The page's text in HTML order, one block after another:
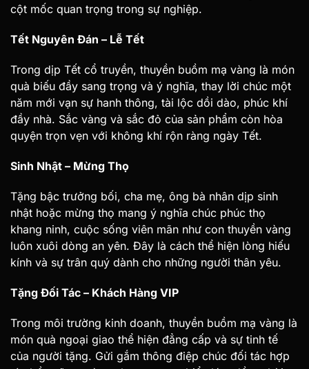
cột mốc quan trọng trong sự nghiệp.
Tết Nguyên Đán – Lễ Tết
Trong dịp Tết cổ truyền, thuyền buồm mạ vàng là món
quà biếu đầy sang trọng và ý nghĩa, thay lời chúc một
năm mới vạn sự hanh thông, tài lộc dồi dào, phúc khí
đầy nhà. Sắc vàng và sắc đỏ của sản phẩm còn hòa
quyện trọn vẹn với không khí rộn ràng ngày Tết.
Sinh Nhật – Mừng Thọ
Tặng bậc trưởng bối, cha mẹ, ông bà nhân dịp sinh
nhật hoặc mừng thọ mang ý nghĩa chúc phúc thọ
khang ninh, cuộc sống viên mãn như con thuyền vàng
luôn xuôi dòng an yên. Đây là cách thể hiện lòng hiếu
kính và sự trân quý dành cho những người thân yêu.
Tặng Đối Tác – Khách Hàng VIP
Trong môi trường kinh doanh, thuyền buồm mạ vàng là
món quà ngoại giao thể hiện đẳng cấp và sự tinh tế
của người tặng. Gửi gắm thông điệp chúc đối tác hợp